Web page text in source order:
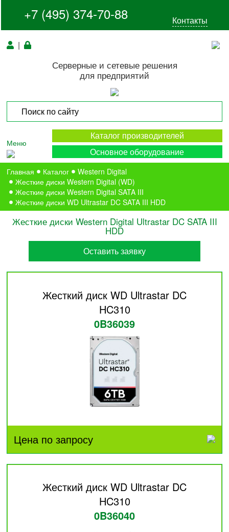
+7 (495) 374-70-88 Контакты
|
Серверные и сетевые решения
для предприятий
Меню
Каталог производителей
Основное оборудование
Главная Каталог
Western Digital
Жесткие диски Western Digital (WD)
Жесткие диски Western Digital SATA III
Жесткие диски WD Ultrastar DC SATA III HDD
Жесткие диски Western Digital Ultrastar DC SATA III
HDD
Оставить заявку
Жесткий диск WD Ultrastar DC
HC310
0B36039
Цена по запросу
Жесткий диск WD Ultrastar DC
HC310
0B36040